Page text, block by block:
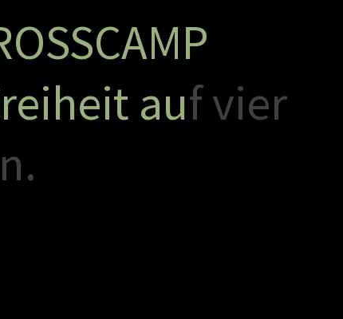
OSSCAMP
reiheit aufvier
.